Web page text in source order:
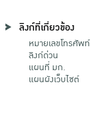
ลิงก์ที่เกี่ยวข้อง
หมายเลขโทรศัพท์
ลิงก์ด่วน
แผนที่ มก.
แผนผังเว็บไซต์